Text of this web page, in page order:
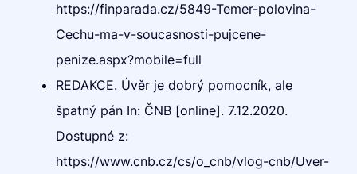
https://finparada.cz/5849-Temer-polovina-
Cechu-ma-v-soucasnosti-pujcene-
penize.aspx?mobile=full
REDAKCE. Úvěr je dobrý pomocník, ale
špatný pán In: ČNB [online]. 7.12.2020.
Dostupné z:
https://www.cnb.cz/cs/o_cnb/vlog-cnb/Uver-